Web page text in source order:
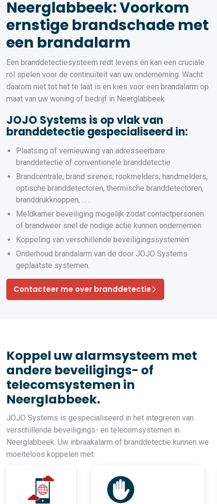
Neerglabbeek: Voorkom
ernstige brandschade met
een brandalarm
Een branddetectiesysteem redt levens én kan een cruciale
rol spelen voor de continuïteit van uw onderneming. Wacht
daarom niet tot het te laat is en kies voor een brandalarm op
maat van uw woning of bedrijf in Neerglabbeek.
JOJO Systems is op vlak van
branddetectie gespecialiseerd in:
Plaatsing of vernieuwing van adresseerbare
branddetectie of conventionele branddetectie
Brandcentrale, brand sirenes, rookmelders, handmelders,
optische branddetectoren, thermische branddetectoren,
branddrukknoppen, … .
Meldkamer beveiliging mogelijk zodat contactpersonen
of brandweer snel de nodige actie kunnen ondernemen
Koppeling van verschillende beveiligingssystemen
Onderhoud brandalarm van de door JOJO Systems
geplaatste systemen.
Contacteer me over branddetectie
Koppel uw alarmsysteem met
andere beveiligings- of
telecomsystemen in
Neerglabbeek.
JOJO Systems is gespecialiseerd in het integreren van
verschillende beveiligings- en telecomsystemen in
Neerglabbeek. Uw inbraakalarm of branddetectie kunnen we
moeiteloos koppelen met: